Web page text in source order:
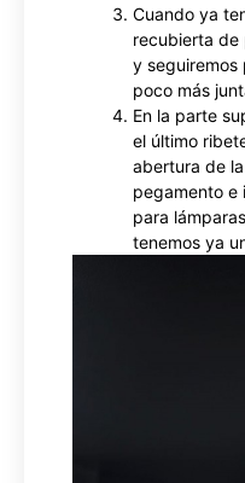
Cuando ya
recubierta de
y seguiremos
poco más
En la parte
el último
abertura de
pegamento e
para
tenemos ya